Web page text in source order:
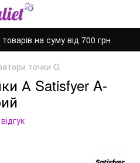
на суму від 700 грн
точки G
А Satisfyer A-